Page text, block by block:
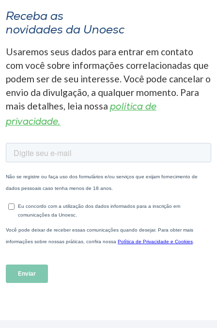
Receba as
novidades da Unoesc
Usaremos seus dados para entrar em contato
com você sobre informações correlacionadas que
podem ser de seu interesse. Você pode cancelar o
envio da divulgação, a qualquer momento. Para
mais detalhes, leia nossa política de
privacidade.